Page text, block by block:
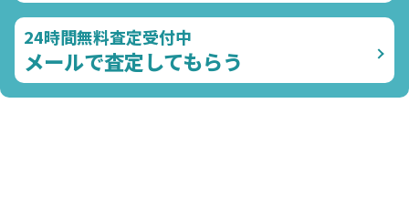
24時間無料査定受付中
メールで査定してもらう